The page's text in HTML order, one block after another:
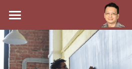
最新消息
關於我
商品分類
八字線上完整班